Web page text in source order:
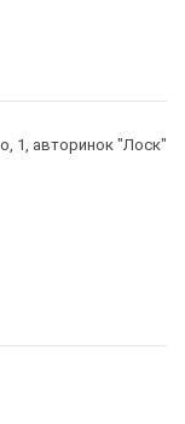
1, авторинок "Лоск"